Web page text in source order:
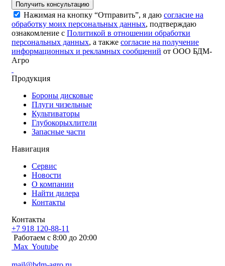
Получить консультацию
Нажимая на кнопку “Отправить”, я даю согласие на
обработку моих персональных данных, подтверждаю
ознакомление с Политикой в отношении обработки
персональных данных, а также согласие на получение
информационных и рекламных сообщений от ООО БДМ-
Агро
Продукция
Бороны дисковые
Плуги чизельные
Культиваторы
Глубокорыхлители
Запасные части
Навигация
Сервис
Новости
О компании
Найти дилера
Контакты
Контакты
+7 918 120-88-11
Работаем c 8:00 до 20:00
Max Youtube